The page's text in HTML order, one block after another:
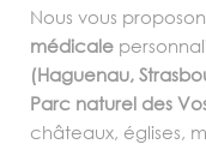
Nous vous
médicale
(Haguenau,
Parc naturel des
châteaux, églises,